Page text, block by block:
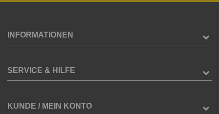
INFORMATIONEN
SERVICE & HILFE
KUNDE / MEIN KONTO